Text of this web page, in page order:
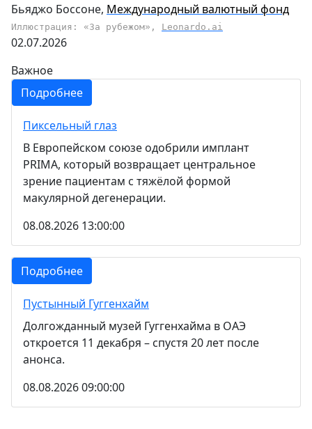
Бьяджо Боссоне, Международный валютный фонд
Иллюстрация: «За рубежом», Leonardo.ai
02.07.2026
Важное
Подробнее
Пиксельный глаз
В Европейском союзе одобрили имплант
PRIMA, который возвращает центральное
зрение пациентам с тяжёлой формой
макулярной дегенерации.
08.08.2026 13:00:00
Подробнее
Пустынный Гуггенхайм
Долгожданный музей Гуггенхайма в ОАЭ
откроется 11 декабря – спустя 20 лет после
анонса.
08.08.2026 09:00:00